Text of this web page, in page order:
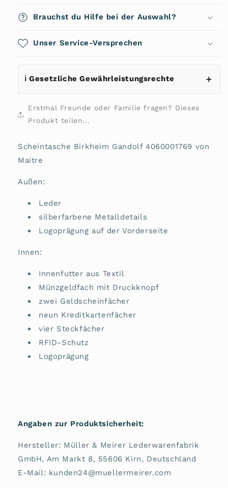
4060001769
Maitre
4060001769
Maitre
Brauchst du Hilfe bei der Auswahl?
Unser Service-Versprechen
ℹ️ Gesetzliche Gewährleistungsrechte
Erstmal Freunde oder Familie fragen? Dieses
Produkt teilen...
Scheintasche Birkheim Gandolf 4060001769 von
Maitre
Außen:
Leder
silberfarbene Metalldetails
Logoprägung auf der Vorderseite
Innen:
Innenfutter aus Textil
Münzgeldfach mit Druckknopf
zwei Geldscheinfächer
neun Kreditkartenfächer
vier Steckfächer
RFID-Schutz
Logoprägung
Angaben zur Produktsicherheit:
Hersteller: Müller & Meirer Lederwarenfabrik
GmbH, Am Markt 8, 55606 Kirn, Deutschland
E-Mail: kunden24@muellermeirer.com